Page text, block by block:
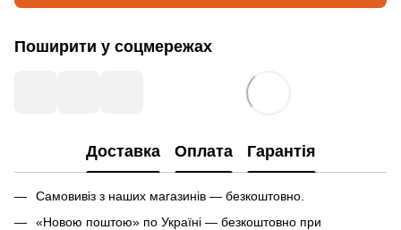
Поширити у соцмережах
Доставка Оплата Гарантія
Самовивіз з наших магазинів — безкоштовно.
«Новою поштою» по Україні — безкоштовно при